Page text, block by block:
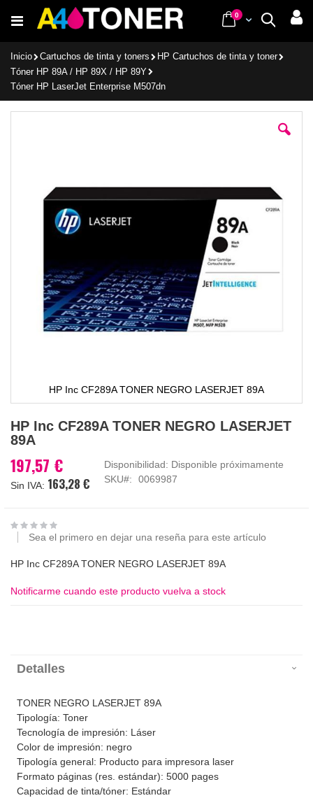
al
Buscar
Cart
0items
Inicio Cartuchos de tinta y toners
HP Cartuchos de tinta y toner
Tóner HP 89A / HP 89X / HP 89Y
Tóner HP LaserJet Enterprise M507dn
HP Inc CF289A TONER NEGRO LASERJET 89A
al
comienzo
la
galería
HP Inc CF289A TONER NEGRO LASERJET
89A
197,57 €
163,28 €
Disponibilidad: Disponible próximamente
SKU
0069987
Sea el primero en dejar una reseña para este artículo
HP Inc CF289A TONER NEGRO LASERJET 89A
Notificarme cuando este producto vuelva a stock
Detalles
TONER NEGRO LASERJET 89A
Tipología: Toner
Tecnología de impresión: Láser
Color de impresión: negro
Tipología general: Producto para impresora laser
Formato páginas (res. estándar): 5000 pages
Capacidad de tinta/tóner: Estándar